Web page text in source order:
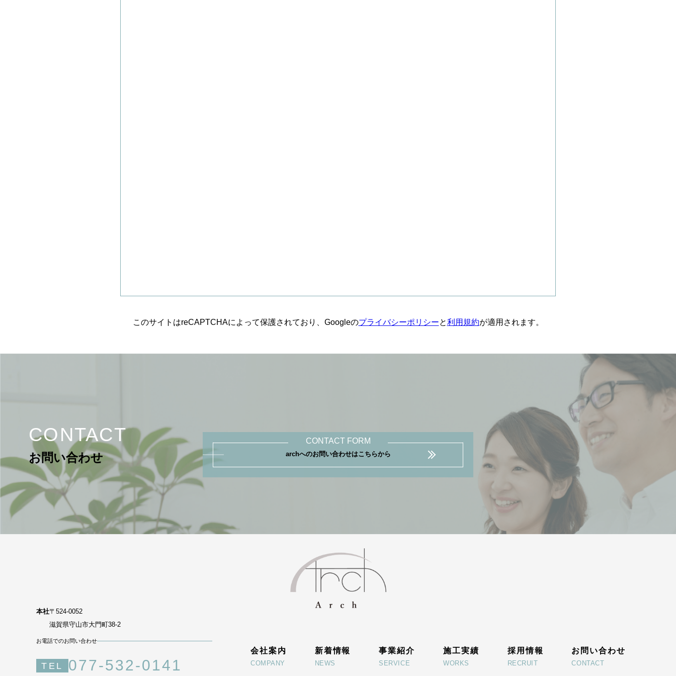
このサイトはreCAPTCHAによって保護されており、Googleのプライバシーポリシーと利用規約が適用されます。
CONTACT
お問い合わせ
CONTACT FORM
archへのお問い合わせはこちらから
本社〒524-0052
滋賀県守山市大門町38-2
お電話でのお問い合わせ
TEL 077-532-0141
会社案内
COMPANY
新着情報
NEWS
事業紹介
SERVICE
施工実績
WORKS
採用情報
RECRUIT
お問い合わせ
CONTACT